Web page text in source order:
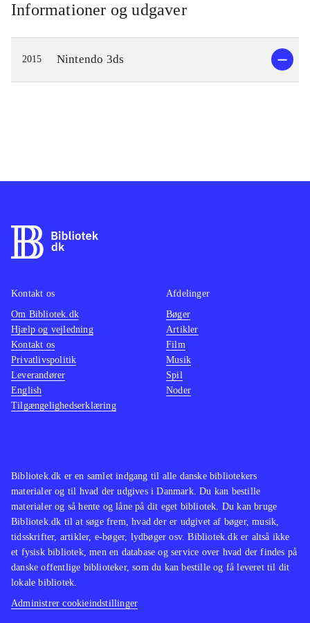
Informationer og udgaver
2015 Nintendo 3ds
Bibliotek.dk er en samlet indgang til alle danske bibliotekers
materialer og til hvad der udgives i Danmark. Du kan bestille
materialer og så hente og låne på dit eget bibliotek. Du kan bruge
Bibliotek.dk til at søge frem, hvad der er udgivet af bøger, musik,
tidsskrifter, artikler, e-bøger, lydbøger osv. Bibliotek.dk er altså ikke
et fysisk bibliotek, men en database og service over hvad der findes på
danske offentlige biblioteker, som du kan bestille og få leveret til dit
lokale bibliotek.
Administrer cookieindstillinger
Kontakt os
Om Bibliotek.dk
Hjælp og vejledning
Kontakt os
Privatlivspolitik
Leverandører
English
Tilgængelighedserklæring
Afdelinger
Bøger
Artikler
Film
Musik
Spil
Noder